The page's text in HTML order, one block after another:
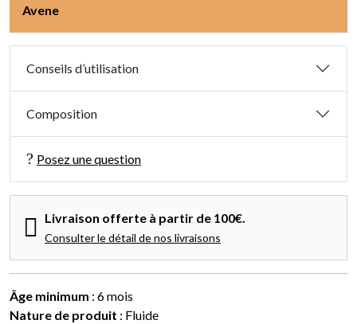
Avene
Conseils d’utilisation
Composition
Posez une question
Livraison offerte à partir de 100€.
Consulter le détail de nos livraisons
Âge minimum : 6 mois
Nature de produit : Fluide